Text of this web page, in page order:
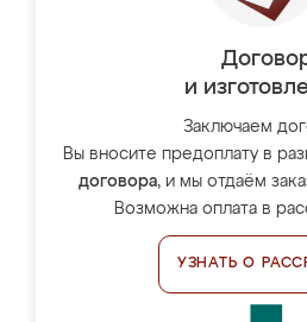
и
Заключаем
Вы вносите предоплату в
договора, и мы отдаём
Возможна оплата в
УЗНАТЬ О